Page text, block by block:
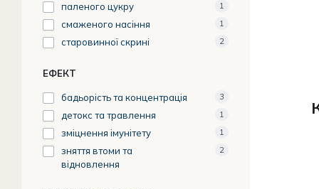
паленого цукру 1
смаженого насіння 1
старовинної скрині 2
ЕФЕКТ
бадьорість та концентрація 3
детокс та травлення 1
зміцнення імунітету 1
зняття втоми та
відновлення
2